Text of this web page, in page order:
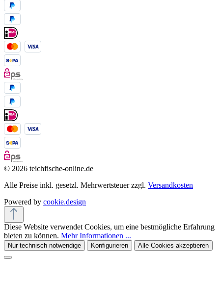
© 2026 teichfische-online.de
Alle Preise inkl. gesetzl. Mehrwertsteuer zzgl. Versandkosten
Powered by cookie.design
Diese Website verwendet Cookies, um eine bestmögliche Erfahrung
bieten zu können. Mehr Informationen ...
Nur technisch notwendige Konfigurieren Alle Cookies akzeptieren